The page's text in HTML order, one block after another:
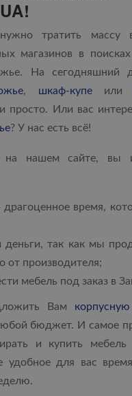
тратить массу
магазинов в
На сегодняшний
, шкаф-купе или
просто. Или вас
? У нас есть всё!
на нашем сайте, вы
время,
деньги, так как мы
от производителя;
мебель под заказ в
Вам
бюджет. И самое
и купить мебель
удобное для вас